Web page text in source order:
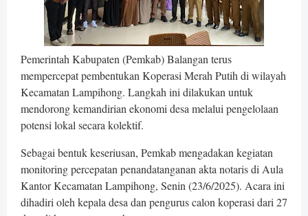
Pemerintah Kabupaten (Pemkab) Balangan terus
mempercepat pembentukan Koperasi Merah Putih di wilayah
Kecamatan Lampihong. Langkah ini dilakukan untuk
mendorong kemandirian ekonomi desa melalui pengelolaan
potensi lokal secara kolektif.
Sebagai bentuk keseriusan, Pemkab mengadakan kegiatan
monitoring percepatan penandatanganan akta notaris di Aula
Kantor Kecamatan Lampihong, Senin (23/6/2025). Acara ini
dihadiri oleh kepala desa dan pengurus calon koperasi dari 27